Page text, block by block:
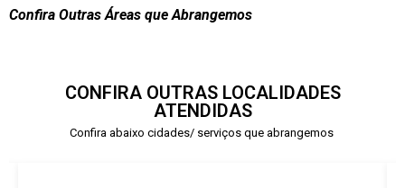
Confira Outras Áreas que Abrangemos
CONFIRA OUTRAS LOCALIDADES
ATENDIDAS
Confira abaixo cidades/ serviços que abrangemos